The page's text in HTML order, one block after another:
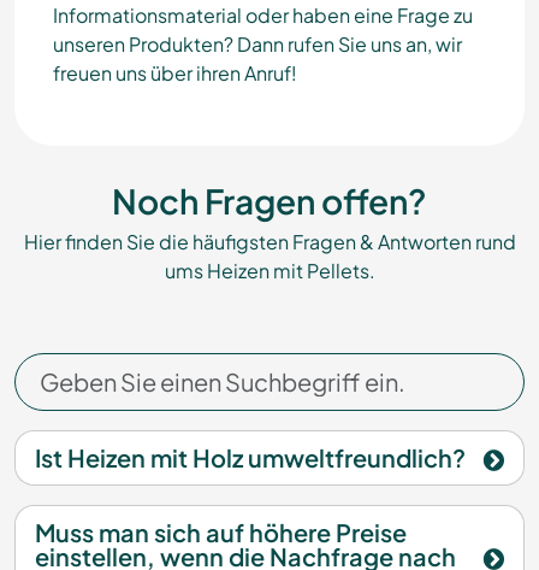
Informationsmaterial oder haben eine Frage zu
unseren Produkten? Dann rufen Sie uns an, wir
freuen uns über ihren Anruf!
Noch Fragen offen?
Hier finden Sie die häufigsten Fragen & Antworten rund
ums Heizen mit Pellets.
Ist Heizen mit Holz umweltfreundlich?
Muss man sich auf höhere Preise
einstellen, wenn die Nachfrage nach